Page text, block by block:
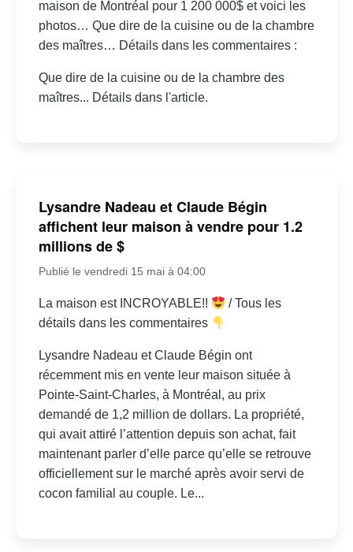
maison de Montréal pour 1 200 000$ et voici les
photos… Que dire de la cuisine ou de la chambre
des maîtres… Détails dans les commentaires :
Que dire de la cuisine ou de la chambre des
maîtres... Détails dans l'article.
Lysandre Nadeau et Claude Bégin
affichent leur maison à vendre pour 1.2
millions de $
Publié le vendredi 15 mai à 04:00
La maison est INCROYABLE!!
/ Tous les
détails dans les commentaires
Lysandre Nadeau et Claude Bégin ont
récemment mis en vente leur maison située à
Pointe-Saint-Charles, à Montréal, au prix
demandé de 1,2 million de dollars. La propriété,
qui avait attiré l’attention depuis son achat, fait
maintenant parler d’elle parce qu’elle se retrouve
officiellement sur le marché après avoir servi de
cocon familial au couple. Le...